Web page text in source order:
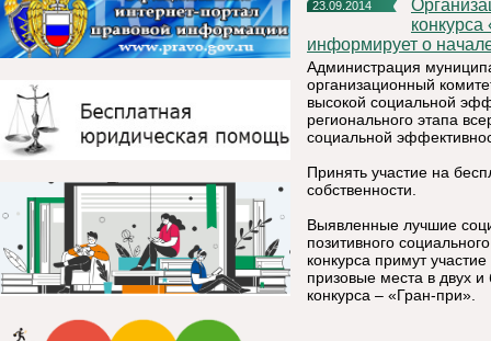
23.09.2014
Организационный комитет по проведению республиканского
информирует о
Администрация
организационный
высокой социальной
регионального этапа
социальной
Принять участие на
собственности.
Выявленные лучшие
позитивного
конкурса примут
призовые места в двух
конкурса – «Гран-при».